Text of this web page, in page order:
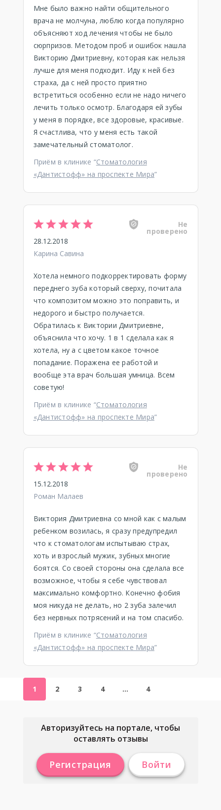
Мне было важно найти общительного
врача не молчуна, люблю когда популярно
объясняют ход лечения чтобы не было
сюрпризов. Методом проб и ошибок нашла
Викторию Дмитриевну, которая как нельзя
лучше для меня подходит. Иду к ней без
страха, да с ней просто приятно
встретиться особенно если не надо ничего
лечить только осмотр. Благодаря ей зубы
у меня в порядке, все здоровые, красивые.
Я счастлива, что у меня есть такой
замечательный стоматолог.
Приём в клинике “Стоматология
«Дантистофф» на проспекте Мира”
Не
проверено
28.12.2018
Карина Савина
Хотела немного подкорректировать форму
переднего зуба который сверху, почитала
что композитом можно это поправить, и
недорого и быстро получается.
Обратилась к Виктории Дмитриевне,
объяснила что хочу. 1 в 1 сделала как я
хотела, ну а с цветом какое точное
попадание. Поражена ее работой и
вообще эта врач большая умница. Всем
советую!
Приём в клинике “Стоматология
«Дантистофф» на проспекте Мира”
Не
проверено
15.12.2018
Роман Малаев
Виктория Дмитриевна со мной как с малым
ребенком возилась, я сразу предупредил
что к стоматологам испытываю страх,
хоть и взрослый мужик, зубных многие
боятся. Со своей стороны она сделала все
возможное, чтобы я себе чувствовал
максимально комфортно. Конечно фобия
моя никуда не делать, но 2 зуба залечил
без нервных потрясений и на том спасибо.
Приём в клинике “Стоматология
«Дантистофф» на проспекте Мира”
1 2 3 4 … 4
Авторизуйтесь на портале, чтобы
оставлять отзывы
Регистрация Войти